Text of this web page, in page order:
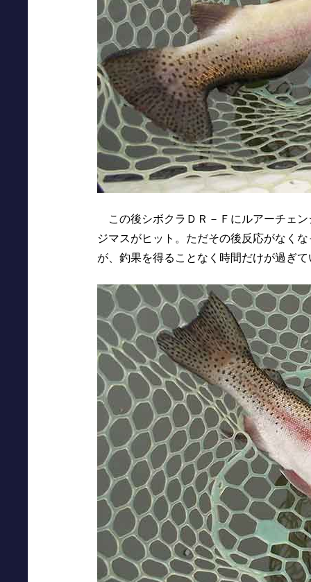
この後シボクラＤＲ－Ｆにルアーチェ
ジマスがヒット。ただその後反応がなく
が、釣果を得ることなく時間だけが過ぎ